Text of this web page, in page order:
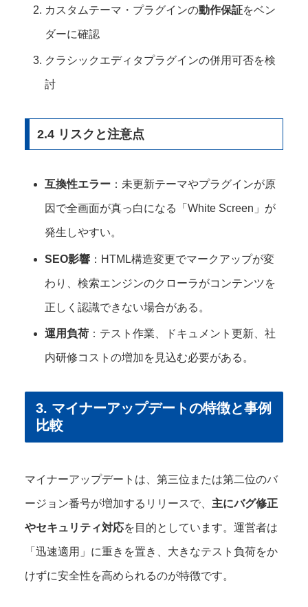
カスタムテーマ・プラグインの動作保証をベン
ダーに確認
クラシックエディタプラグインの併用可否を検
討
2.4 リスクと注意点
互換性エラー ：未更新テーマやプラグインが原
因で全画面が真っ白になる「White Screen」が
発生しやすい。
SEO影響 ：HTML構造変更でマークアップが変
わり、検索エンジンのクローラがコンテンツを
正しく認識できない場合がある。
運用負荷 ：テスト作業、ドキュメント更新、社
内研修コストの増加を見込む必要がある。
3. マイナーアップデートの特徴と事例
比較
マイナーアップデートは、第三位または第二位のバ
ージョン番号が増加するリリースで、 主にバグ修正
やセキュリティ対応を目的としています。運営者は
「迅速適用」に重きを置き、大きなテスト負荷をか
けずに安全性を高められるのが特徴です。